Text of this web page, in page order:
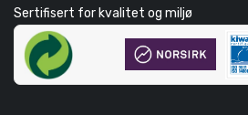
Sertifisert for kvalitet og miljø